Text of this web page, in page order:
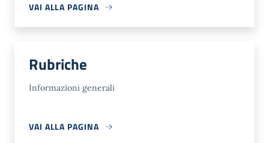
VAI ALLA PAGINA
Rubriche
Informazioni generali
VAI ALLA PAGINA